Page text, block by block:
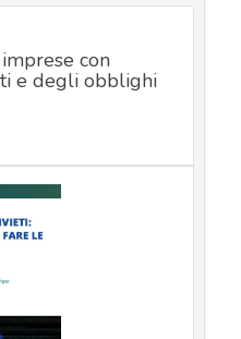
con
e degli obblighi